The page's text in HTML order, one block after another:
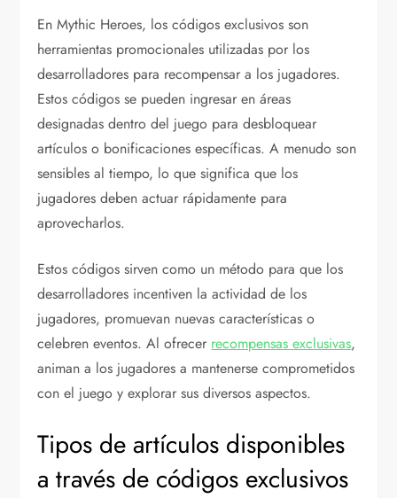
En Mythic Heroes, los códigos exclusivos son
herramientas promocionales utilizadas por los
desarrolladores para recompensar a los jugadores.
Estos códigos se pueden ingresar en áreas
designadas dentro del juego para desbloquear
artículos o bonificaciones específicas. A menudo son
sensibles al tiempo, lo que significa que los
jugadores deben actuar rápidamente para
aprovecharlos.
Estos códigos sirven como un método para que los
desarrolladores incentiven la actividad de los
jugadores, promuevan nuevas características o
celebren eventos. Al ofrecer recompensas exclusivas,
animan a los jugadores a mantenerse comprometidos
con el juego y explorar sus diversos aspectos.
Tipos de artículos disponibles
a través de códigos exclusivos